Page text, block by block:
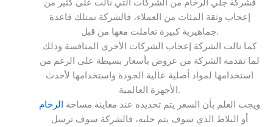
إعجاب وثقة المئات من العملاء، فالشركة تمتلك قاعدة
جماهيرية كبيرة تعاملت معها من قبل.
كما نالت الشركة إعجاب الشركات الأخرى المنافسة وذلك
لما تقدمه الشركة من عروض بأسعار بسيطة على الرغم من
استخدامها لمواد أصلية عالية الجودة واستخدامها لأحدث
الأجهزة العالمية.
ويجب العلم بأن السعر يتم تحديده عند معاينة مساحة الرخام
أو البلاط الذي سوف يتم جليه، فالشركة سوف ترسل